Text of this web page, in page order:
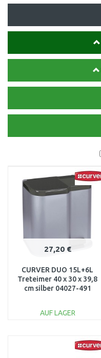
27,20 €
CURVER DUO 15L+6L
Treteimer 40 x 30 x 39,8
cm silber 04027-491
AUF LAGER